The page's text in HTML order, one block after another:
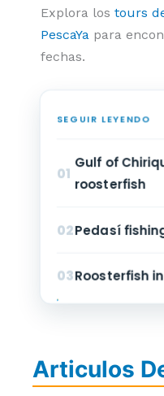
Explora los tours
PescaYa para
fechas.
SEGUIR LEYENDO
01
Gulf of
roosterfish
02Pedasí
03Roosterfish
Articulos